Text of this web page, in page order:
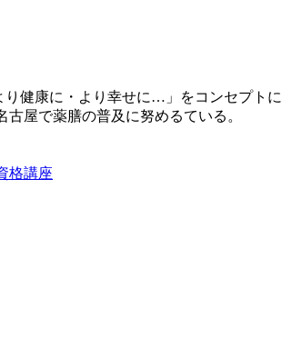
り健康に・より幸せに…」をコンセプ
屋で薬膳の普及に努めるている。